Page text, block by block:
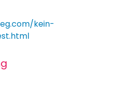
kein-